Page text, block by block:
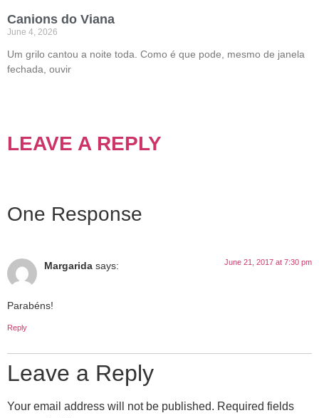
Canions do Viana
June 4, 2026
Um grilo cantou a noite toda. Como é que pode, mesmo de janela
fechada, ouvir
LEAVE A REPLY
One Response
Margarida says: June 21, 2017 at 7:30 pm
Parabéns!
Reply
Leave a Reply
Your email address will not be published. Required fields